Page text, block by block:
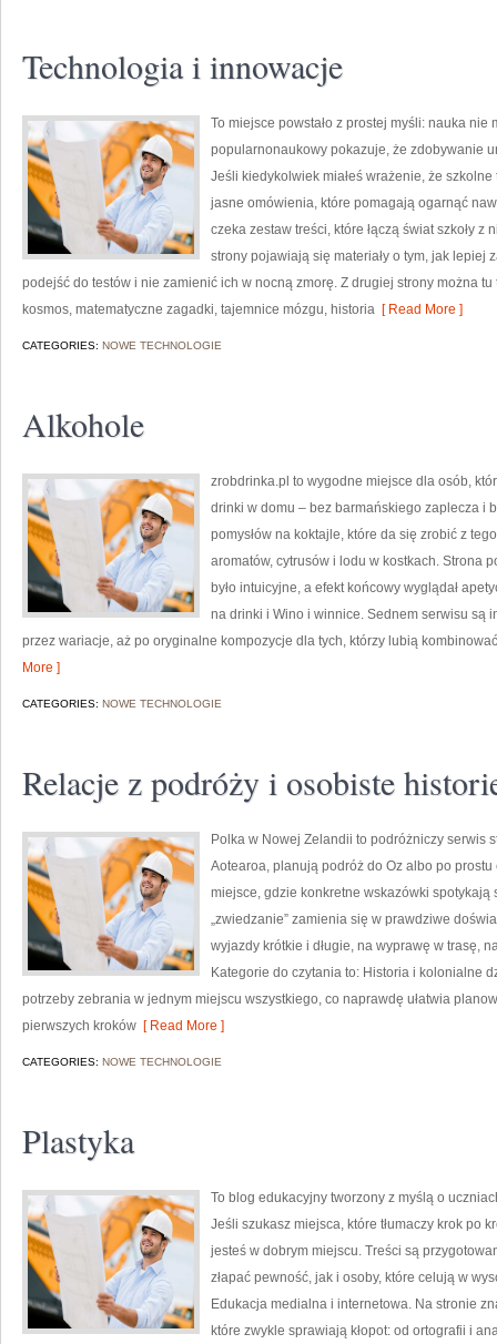
Technologia i innowacje
To miejsce powstało z prostej myśli: nauka nie
popularnonaukowy pokazuje, że zdobywanie
Jeśli kiedykolwiek miałeś wrażenie, że
jasne omówienia, które pomagają ogarnąć
czeka zestaw treści, które łączą świat szkoły
strony pojawiają się materiały o tym, jak lepiej
podejść do testów i nie zamienić ich w nocną zmorę. Z drugiej strony można
kosmos, matematyczne zagadki, tajemnice mózgu, historia [ Read More ]
CATEGORIES: NOWE TECHNOLOGIE
Alkohole
zrobdrinka.pl to wygodne miejsce dla osób,
drinki w domu – bez barmańskiego zaplecza i
pomysłów na koktajle, które da się zrobić z
aromatów, cytrusów i lodu w kostkach. Strona
było intuicyjne, a efekt końcowy wyglądał
na drinki i Wino i winnice. Sednem serwisu są
przez wariacje, aż po oryginalne kompozycje dla tych, którzy lubią
More ]
CATEGORIES: NOWE TECHNOLOGIE
Relacje z podróży i osobiste
Polka w Nowej Zelandii to podróżniczy serwis
Aotearoa, planują podróż do Oz albo po
miejsce, gdzie konkretne wskazówki spotykają
„zwiedzanie” zamienia się w prawdziwe
wyjazdy krótkie i długie, na wyprawę w trasę,
Kategorie do czytania to: Historia i kolonialne
potrzeby zebrania w jednym miejscu wszystkiego, co naprawdę ułatwia
pierwszych kroków [ Read More ]
CATEGORIES: NOWE TECHNOLOGIE
Plastyka
To blog edukacyjny tworzony z myślą o
Jeśli szukasz miejsca, które tłumaczy krok po
jesteś w dobrym miejscu. Treści są
złapać pewność, jak i osoby, które celują w
Edukacja medialna i internetowa. Na stronie
które zwykle sprawiają kłopot: od ortografii i